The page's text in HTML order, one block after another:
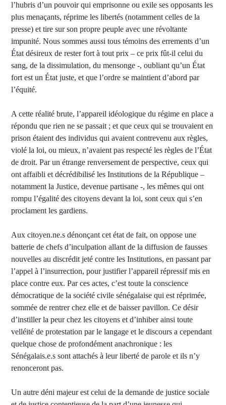
l’hubris d’un pouvoir qui emprisonne ou exile ses opposants les
plus menaçants, réprime les libertés (notamment celles de la
presse) et tire sur son propre peuple avec une révoltante
impunité. Nous sommes aussi tous témoins des errements d’un
État désireux de rester fort à tout prix – ce prix fût-il celui du
sang, de la dissimulation, du mensonge -, oubliant qu’un État
fort est un État juste, et que l’ordre se maintient d’abord par
l’équité.
A cette réalité brute, l’appareil idéologique du régime en place a
répondu que rien ne se passait ; et que ceux qui se trouvaient en
prison étaient des individus qui avaient contrevenu aux règles,
violé la loi, ou mieux, n’avaient pas respecté les règles de l’État
de droit. Par un étrange renversement de perspective, ceux qui
ont affaibli et décrédibilisé les Institutions de la République –
notamment la Justice, devenue partisane -, les mêmes qui ont
rompu l’égalité des citoyens devant la loi, sont ceux qui s’en
proclament les gardiens.
Aux citoyen.ne.s dénonçant cet état de fait, on oppose une
batterie de chefs d’inculpation allant de la diffusion de fausses
nouvelles au discrédit jeté contre les Institutions, en passant par
l’appel à l’insurrection, pour justifier l’appareil répressif mis en
place contre eux. Par ces actes, c’est toute la conscience
démocratique de la société civile sénégalaise qui est réprimée,
sommée de rentrer chez elle et de baisser pavillon. Ce désir
d’instiller la peur chez les citoyens et d’inhiber ainsi toute
velléité de protestation par le langage et le discours a cependant
quelque chose de profondément anachronique : les
Sénégalais.e.s sont attachés à leur liberté de parole et ils n’y
renonceront pas.
Un autre déni majeur est celui de la demande de justice sociale